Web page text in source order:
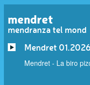
mendret
mendranza tel mond
Mendret
Mendret - La biro